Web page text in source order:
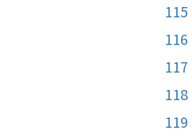
115
116
117
118
119